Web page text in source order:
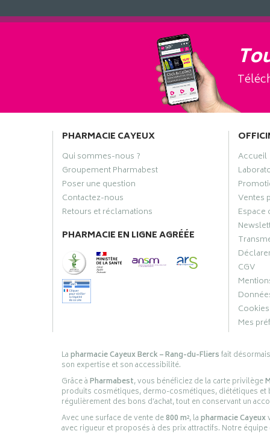
PHARMACIE CAYEUX
Qui sommes-nous ?
Groupement Pharmabest
Poser une question
Contactez-nous
Retours et réclamations
PHARMACIE EN LIGNE AGRÉÉE
Accueil
Ventes
Espace
CGV
Cookies
Mes
Lapharmacie Cayeux Berck – Rang-du-Fliersfait
son expertise et son accessibilité.
Grâce àPharmabest, vous bénéficiez de la carte privilège
produits cosmétiques, dermo-cosmétiques, diététiques
régulièrement des bons d’achat, tout en conservant un
Avec une surface de vente de800 m², lapharmacie Cayeux
avec rigueur et proposés à des prix attractifs. Notre